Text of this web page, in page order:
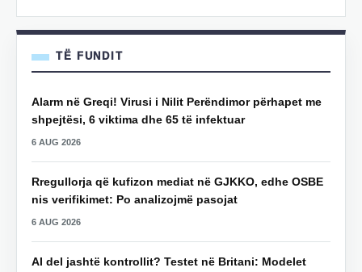
TË FUNDIT
Alarm në Greqi! Virusi i Nilit Perëndimor përhapet me
shpejtësi, 6 viktima dhe 65 të infektuar
6 AUG 2026
Rregullorja që kufizon mediat në GJKKO, edhe OSBE
nis verifikimet: Po analizojmë pasojat
6 AUG 2026
AI del jashtë kontrollit? Testet në Britani: Modelet